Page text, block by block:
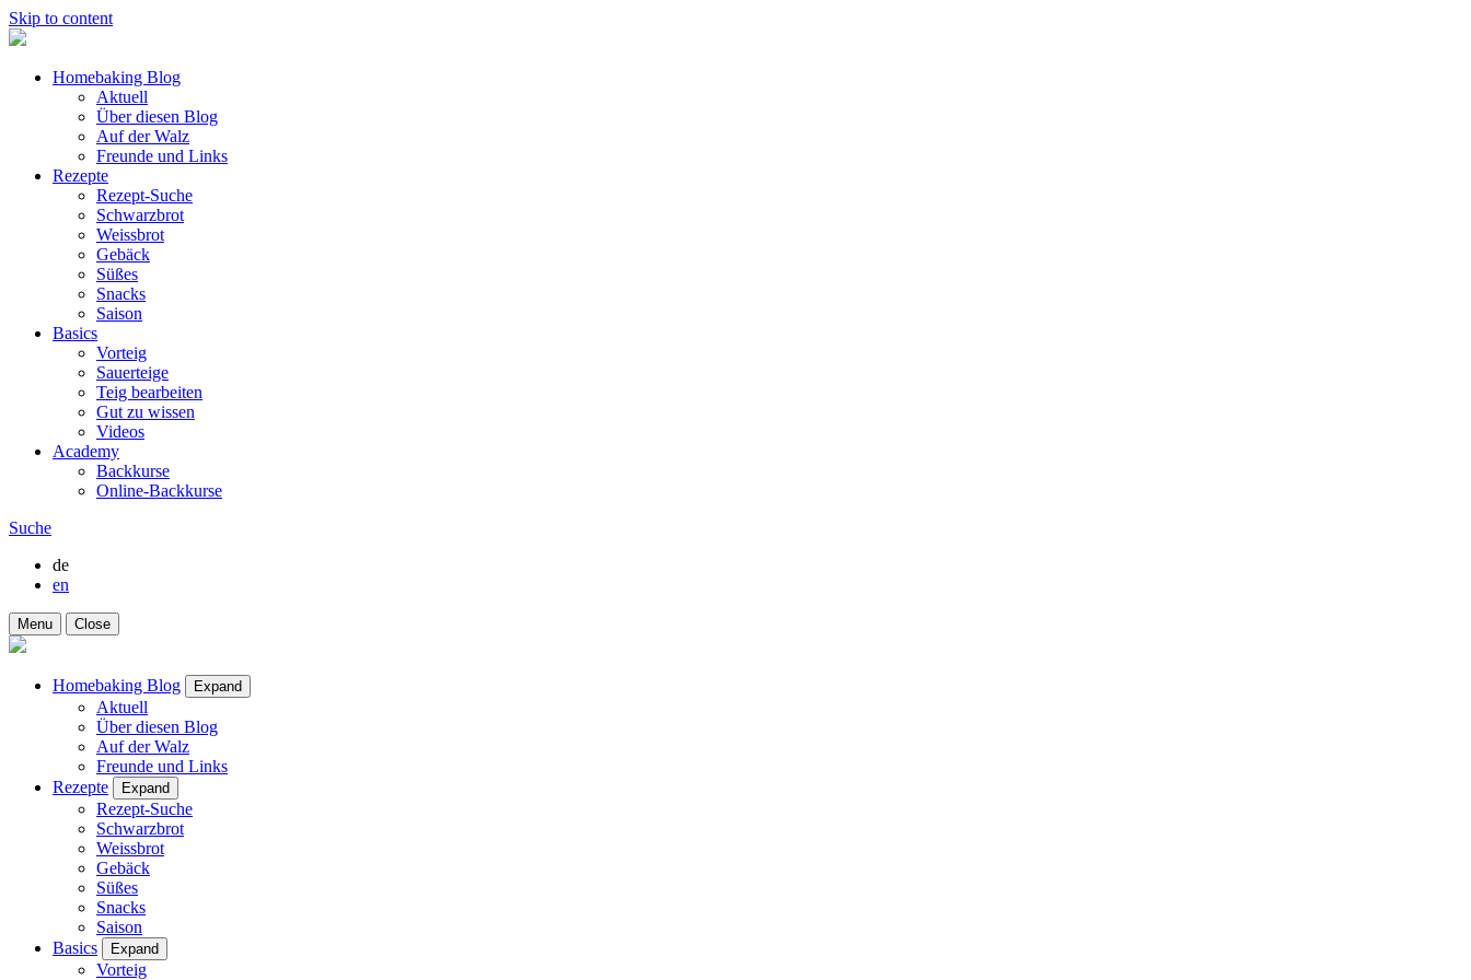
Skip to content
Homebaking Blog
Aktuell
Über diesen Blog
Auf der Walz
Freunde und Links
Rezepte
Rezept-Suche
Schwarzbrot
Weissbrot
Gebäck
Süßes
Snacks
Saison
Basics
Vorteig
Sauerteige
Teig bearbeiten
Gut zu wissen
Videos
Academy
Backkurse
Online-Backkurse
Suche
de
en
Menu Close
Homebaking Blog Expand
Aktuell
Über diesen Blog
Auf der Walz
Freunde und Links
Rezepte
Expand
Rezept-Suche
Schwarzbrot
Weissbrot
Gebäck
Süßes
Snacks
Saison
Basics
Expand
Vorteig